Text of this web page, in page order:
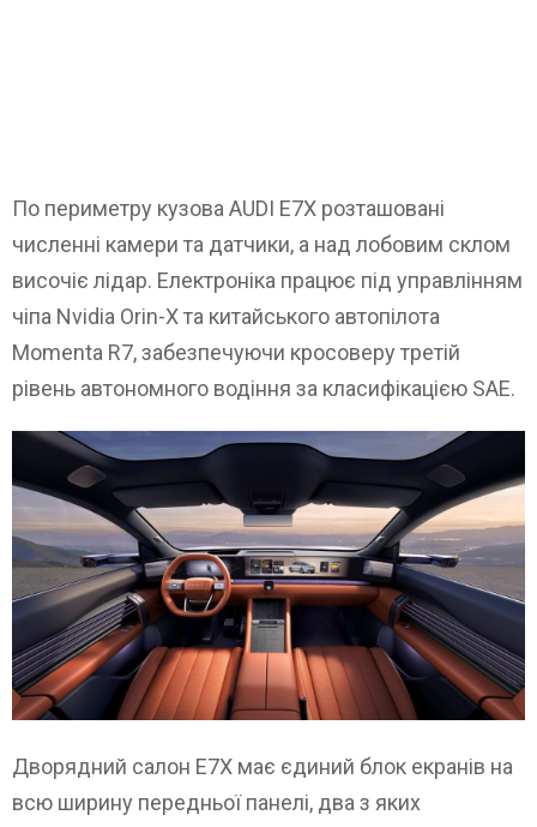
По периметру кузова AUDI E7X розташовані
численні камери та датчики, а над лобовим склом
височіє лідар. Електроніка працює під управлінням
чіпа Nvidia Orin-X та китайського автопілота
Momenta R7, забезпечуючи кросоверу третій
рівень автономного водіння за класифікацією SAE.
Дворядний салон E7X має єдиний блок екранів на
всю ширину передньої панелі, два з яких